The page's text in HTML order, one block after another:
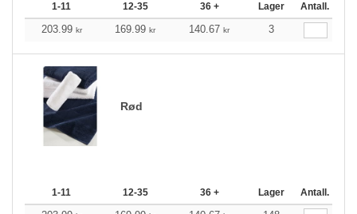
1-11 12-35 36 + Lager Antall.
203.99 kr 169.99 kr 140.67 kr 3
Rød
1-11 12-35 36 + Lager Antall.